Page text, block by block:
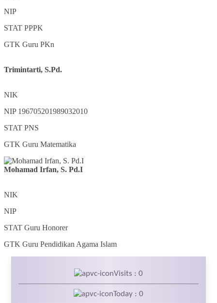
NIP
STAT PPPK
GTK Guru PKn
Trimintarti, S.Pd.
NIK
NIP 196705201989032010
STAT PNS
GTK Guru Matematika
Mohamad Irfan, S. Pd.I
NIK
NIP
STAT Guru Honorer
GTK Guru Pendidikan Agama Islam
Visits : 0
Today : 0